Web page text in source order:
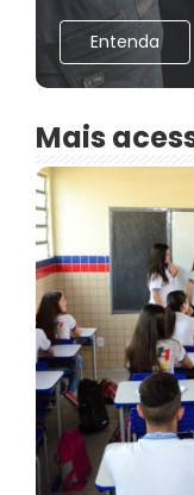
Entenda
Mais